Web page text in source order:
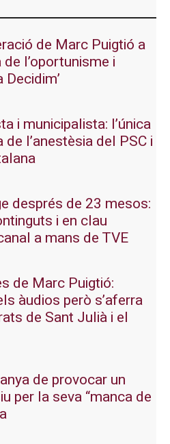
de Marc Puigtió a
l’oportunisme i
i municipalista: l’única
l’anestèsia del PSC i
després de 23 mesos:
i en clau
a mans de TVE
de Marc Puigtió:
àudios però s’aferra
de Sant Julià i el
de provocar un
per la seva “manca de